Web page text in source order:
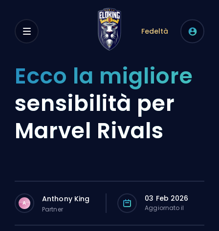
Fedeltà
Ecco la migliore
sensibilità per
Marvel Rivals
A Anthony King
Partner
03 Feb 2026
Aggiornato il